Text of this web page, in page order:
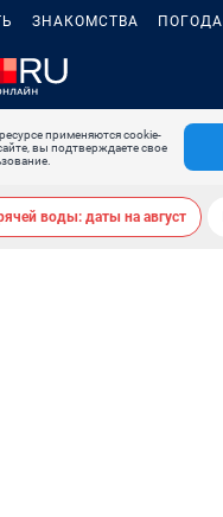
ЗНАКОМСТВА ПОГОДА
применяются cookie-
вы подтверждаете свое
воды: даты на август